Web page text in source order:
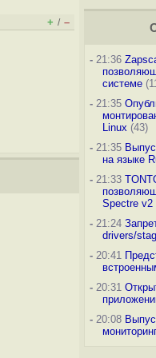
+ / –
-21:36
системе
-21:35
Linux (43)
-21:35
на языке
-21:33
Spectre v2
-21:24
drivers/
-20:41
-20:31
-20:08